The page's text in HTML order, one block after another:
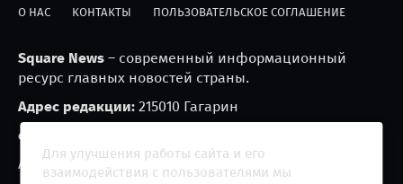
О НАС КОНТАКТЫ ПОЛЬЗОВАТЕЛЬСКОЕ СОГЛАШЕНИЕ
Square News – современный информационный
ресурс главных новостей страны.
Адрес редакции: 215010 Гагарин
e-mail:
Агрегатор новостей «Square news» (18+)
Для улучшения работы сайта и его
взаимодействия с пользователями мы